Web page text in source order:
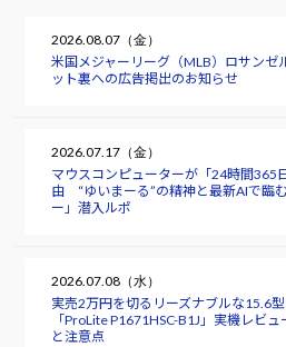
2026.08.07（金）
米国メジャーリーグ（MLB）ロサンゼ
ット裏への広告掲出のお知らせ
2026.07.17（金）
マウスコンピューターが「24時間365
由 “ゆいまーる”の精神と最新AIで臨
ー」潜入ルポ
2026.07.08（水）
実売2万円を切るリーズナブルな15.6
「ProLite P1671HSC-B1J」実機レビ
と注意点